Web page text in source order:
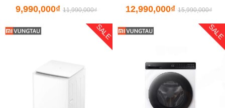
9,990,000₫ 11,990,000₫ 12,990,000₫ 15,990,000₫
SALE SALE